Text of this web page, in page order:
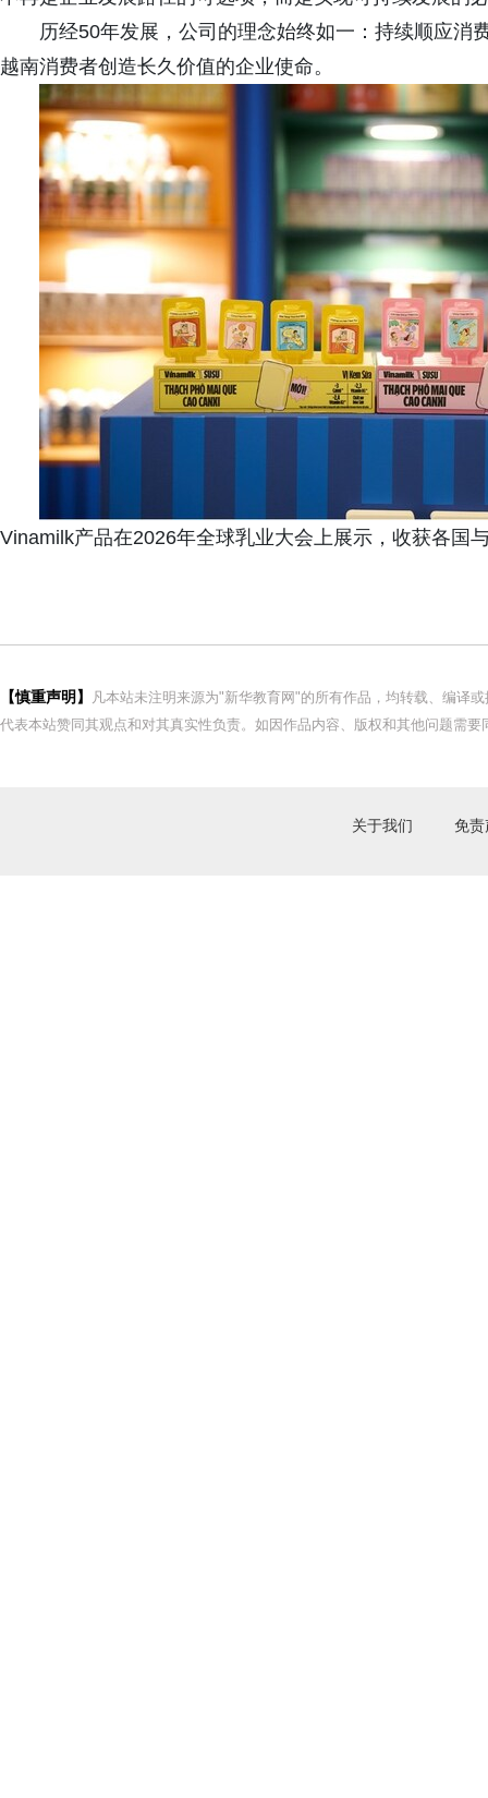
历经50年发展，公司的理念始终如一：持续顺应消
越南消费者创造长久价值的企业使命。
Vinamilk产品在2026年全球乳业大会上展示，收获各国
【慎重声明】
凡本站未注明来源为"新华教育网"的所有作品，均转载、编译
代表本站赞同其观点和对其真实性负责。如因作品内容、版权和其他问题需
关于我们 免责